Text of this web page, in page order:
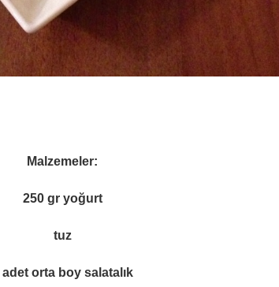
Malzemeler:
250 gr yoğurt
tuz
adet orta boy salatalık